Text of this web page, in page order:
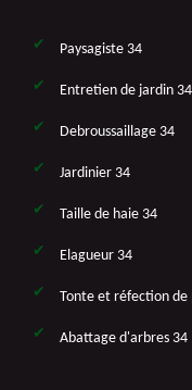
Paysagiste 34
Entretien de jardin 34
Debroussaillage 34
Jardinier 34
Taille de haie 34
Elagueur 34
Tonte et réfection de
Abattage d'arbres 34